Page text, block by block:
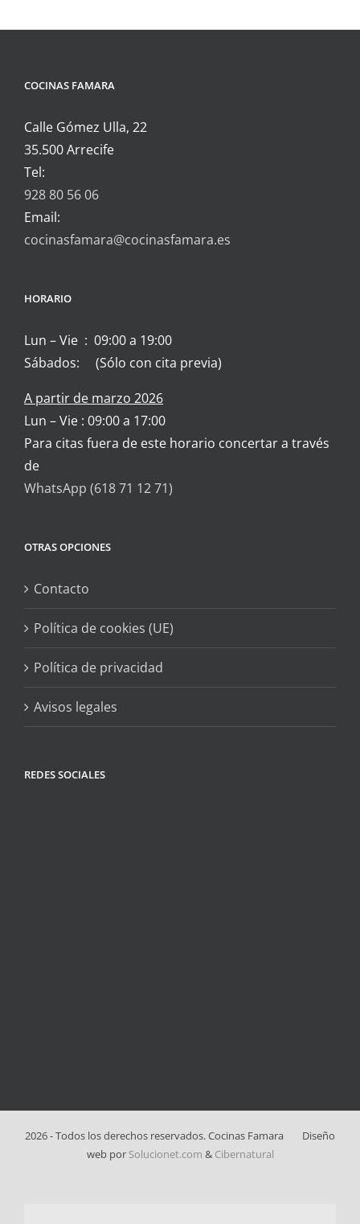
COCINAS FAMARA
Calle Gómez Ulla, 22
35.500 Arrecife
Tel:
928 80 56 06
Email:
cocinasfamara@cocinasfamara.es
HORARIO
Lun – Vie : 09:00 a 19:00
Sábados: (Sólo con cita previa)
A partir de marzo 2026
Lun – Vie : 09:00 a 17:00
Para citas fuera de este horario concertar a través
de
WhatsApp (618 71 12 71)
OTRAS OPCIONES
Contacto
Política de cookies (UE)
Política de privacidad
Avisos legales
REDES SOCIALES
2026 - Todos los derechos reservados. Cocinas Famara
Diseño
web por Solucionet.com & Cibernatural